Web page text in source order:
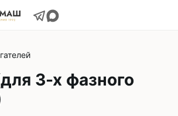
3-х фазного